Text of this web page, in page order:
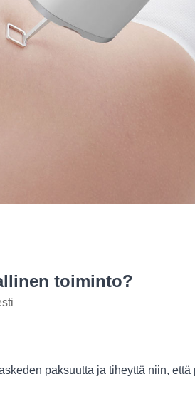
toiminto?
paksuutta ja tiheyttä niin, että